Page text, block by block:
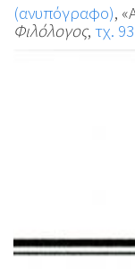
(ανυπόγραφο),
Φιλόλογος, τχ. 93